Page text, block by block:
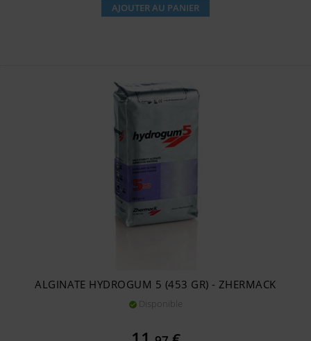
AJOUTER AU PANIER
ALGINATE HYDROGUM 5 (453 GR) - ZHERMACK
 Disponible
Prix